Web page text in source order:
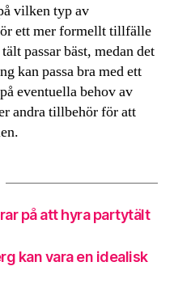
vilken typ av
ett mer formellt tillfälle
passar bäst, medan det
kan passa bra med ett
eventuella behov av
andra tillbehör för att
på att hyra partytält
kan vara en idealisk